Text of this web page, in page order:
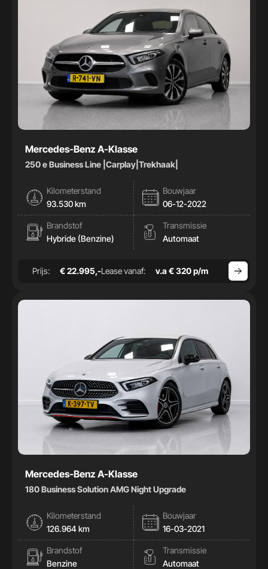
Mercedes-Benz A-Klasse
250 e Business Line |Carplay|Trekhaak|
Kilometerstand
93.530 km
Bouwjaar
06-12-2022
Brandstof
Hybride (Benzine)
Transmissie
Automaat
Prijs: € 22.995,-Lease vanaf: v.a € 320 p/m
Mercedes-Benz A-Klasse
180 Business Solution AMG Night Upgrade
Kilometerstand
126.964 km
Bouwjaar
16-03-2021
Brandstof
Benzine
Transmissie
Automaat